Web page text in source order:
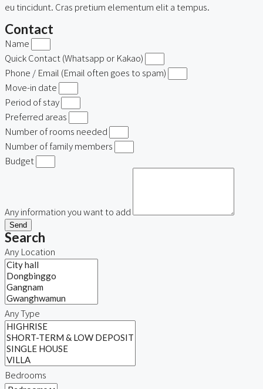
eu tincidunt. Cras pretium elementum elit a tempus.
Contact
Name
Quick Contact (Whatsapp or Kakao)
Phone / Email (Email often goes to spam)
Move-in date
Period of stay
Preferred areas
Number of rooms needed
Number of family members
Budget
Any information you want to add
Send
Search
Any Location
Any Type
Bedrooms